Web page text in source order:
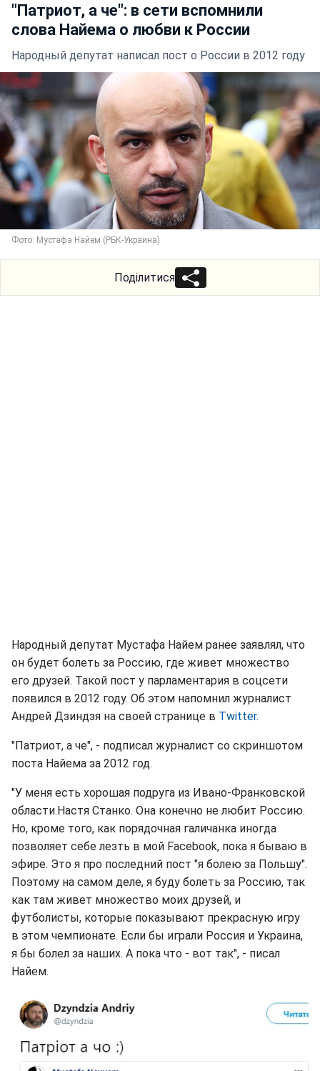
"Патриот, а че": в сети вспомнили
слова Найема о любви к России
Народный депутат написал пост о России в 2012 году
Фото: Мустафа Найем (РБК-Украина)
Поділитися
Народный депутат Мустафа Найем ранее заявлял, что
он будет болеть за Россию, где живет множество
его друзей. Такой пост у парламентария в соцсети
появился в 2012 году. Об этом напомнил журналист
Андрей Дзиндзя на своей странице в Twitter.
"Патриот, а че", - подписал журналист со скриншотом
поста Найема за 2012 год.
"У меня есть хорошая подруга из Ивано-Франковской
области.Настя Станко. Она конечно не любит Россию.
Но, кроме того, как порядочная галичанка иногда
позволяет себе лезть в мой Facebook, пока я бываю в
эфире. Это я про последний пост "я болею за Польшу".
Поэтому на самом деле, я буду болеть за Россию, так
как там живет множество моих друзей, и
футболисты, которые показывают прекрасную игру
в этом чемпионате. Если бы играли Россия и Украина,
я бы болел за наших. А пока что - вот так", - писал
Найем.